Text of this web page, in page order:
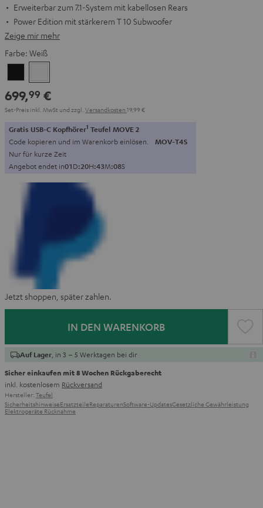
Erweiterbar zum 7.1-System mit kabellosen Rears
Power Edition mit stärkerem T 10 Subwoofer
Zeige mir mehr
Farbe: Weiß
699,99 €
Set-Preis inkl. MwSt und zzgl. Versandkosten 19,99 €
Gratis USB-C Kopfhörer1 Teufel MOVE 2
Code kopieren und im Warenkorb einlösen. MOV-T4S
Nur für kurze Zeit
Angebot endet in01D:20H:43M:07S
Jetzt shoppen, später zahlen.
IN DEN WARENKORB
Auf Lager , in 3 – 5 Werktagen bei dir
Sicher einkaufen mit 8 Wochen Rückgaberecht
inkl. kostenlosem Rückversand
Hersteller: Teufel
SicherheitshinweiseErsatzteileReparaturenSoftware-UpdatesGesetzliche Gewährleistung
Elektrogeräte Rücknahme